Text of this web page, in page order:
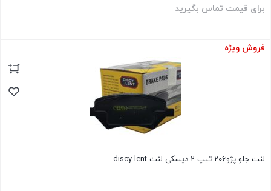
برای قیمت تماس بگیرید
بستن
فروش ویژه
لنت جلو پژو206 تیپ 2 دیسکی لنت discy lent